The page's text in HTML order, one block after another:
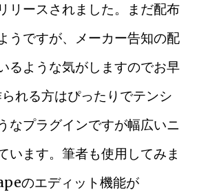
リースされました。まだ配布
うですが、メーカー告知の配
るような気がしますのでお早
れる方はぴったりでテンシ
なプラグインですが幅広いニ
います。筆者も使用してみま
のエディット機能が